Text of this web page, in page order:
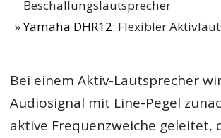
Beschallungslautsprecher
Yamaha DHR12: Flexibler
Bei einem Aktiv-Lautsprecher
Audiosignal mit Line-Pegel
aktive Frequenzweiche geleitet,